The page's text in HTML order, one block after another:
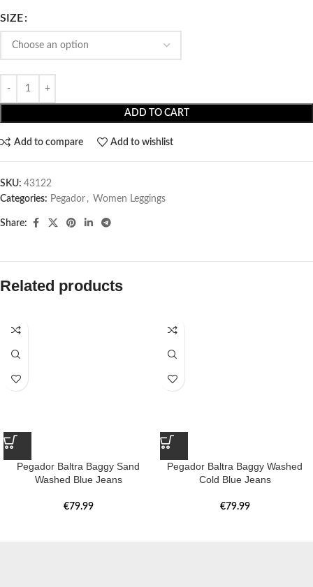
SIZE
ADD TO CART
Add to compare Add to wishlist
SKU: 43122
Categories: Pegador​ , Women Leggings
Share:
Related products
Pegador Baltra Baggy Sand
Washed Blue Jeans
€79.99
Pegador Baltra Baggy Washed
Cold Blue Jeans
€79.99